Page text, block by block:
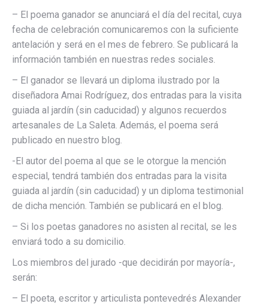
– El poema ganador se anunciará el día del recital, cuya
fecha de celebración comunicaremos con la suficiente
antelación y será en el mes de febrero. Se publicará la
información también en nuestras redes sociales.
– El ganador se llevará un diploma ilustrado por la
diseñadora Amai Rodríguez, dos entradas para la visita
guiada al jardín (sin caducidad) y algunos recuerdos
artesanales de La Saleta. Además, el poema será
publicado en nuestro blog.
-El autor del poema al que se le otorgue la mención
especial, tendrá también dos entradas para la visita
guiada al jardín (sin caducidad) y un diploma testimonial
de dicha mención. También se publicará en el blog.
– Si los poetas ganadores no asisten al recital, se les
enviará todo a su domicilio.
Los miembros del jurado -que decidirán por mayoría-,
serán:
– El poeta, escritor y articulista pontevedrés Alexander